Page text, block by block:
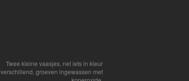
Twee kleine vaasjes, net iets in kleur
verschillend, groeven ingewassen met